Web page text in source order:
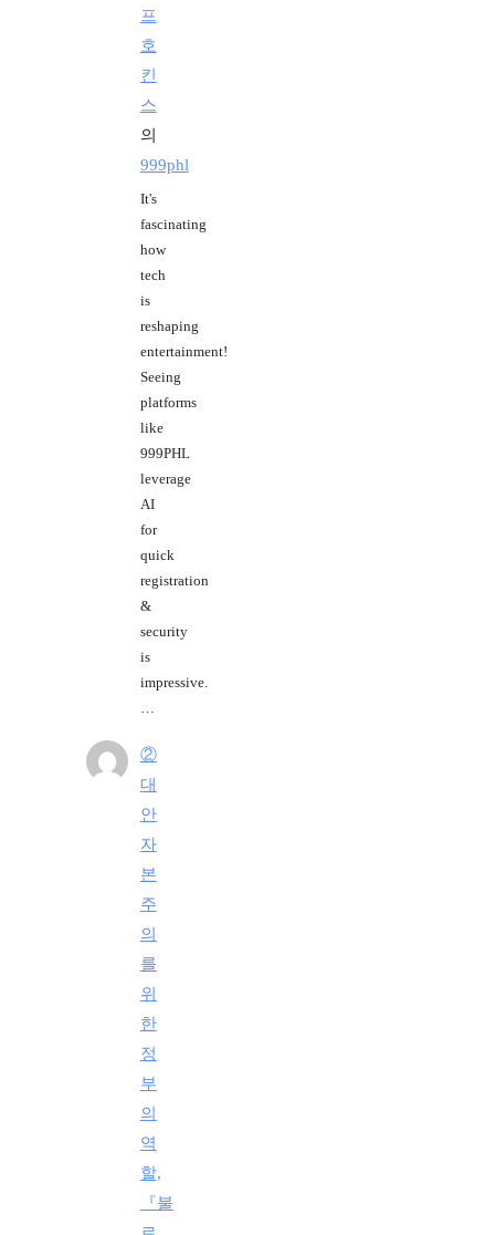
프
호
킨
스
의
999phl
It's
fascinating
how
tech
is
reshaping
entertainment!
Seeing
platforms
like
999PHL
leverage
AI
for
quick
registration
&
security
is
impressive.
②
대
안
자
본
주
의
를
위
한
정
부
의
역
할,
『불